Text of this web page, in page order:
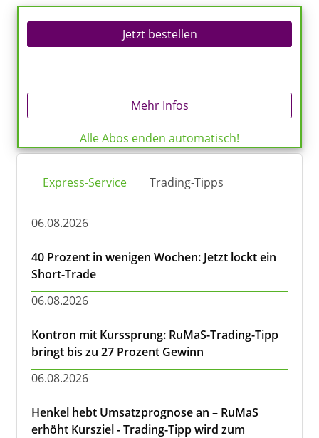
Jetzt bestellen
Mehr Infos
Alle Abos enden automatisch!
Express-Service Trading-Tipps
06.08.2026
40 Prozent in wenigen Wochen: Jetzt lockt ein
Short-Trade
06.08.2026
Kontron mit Kurssprung: RuMaS-Trading-Tipp
bringt bis zu 27 Prozent Gewinn
06.08.2026
Henkel hebt Umsatzprognose an – RuMaS
erhöht Kursziel - Trading-Tipp wird zum